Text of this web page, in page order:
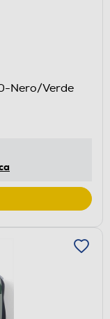
Nero/Verde